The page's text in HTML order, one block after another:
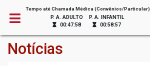
Tempo até Chamada Médica (Convênios/Particular)
P. A. ADULTO
00:47:58
P. A. INFANTIL
00:58:57
Notícias